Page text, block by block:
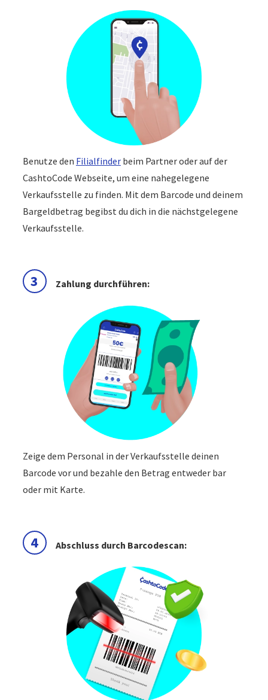
Benutze den Filialfinderbeim Partner oder auf der
CashtoCode Webseite, um eine nahegelegene
Verkaufsstelle zu finden. Mit dem Barcode und deinem
Bargeldbetrag begibst du dich in die nächstgelegene
Verkaufsstelle.
3 Zahlung durchführen:
Zeige dem Personal in der Verkaufsstelle deinen
Barcode vor und bezahle den Betrag entweder bar
oder mit Karte.
4 Abschluss durch Barcodescan: